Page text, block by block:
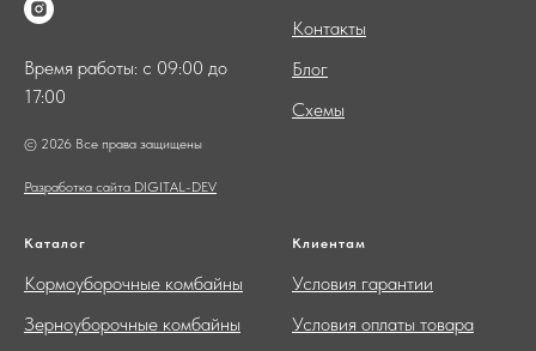
Время работы: с 09:00 до
17:00
© 2026 Все права защищены
Разработка сайта DIGITAL-DEV
Контакты
Блог
Схемы
Каталог
Кормоуборочные комбайны
Зерноуборочные комбайны
Клиентам
Условия гарантии
Условия оплаты товара